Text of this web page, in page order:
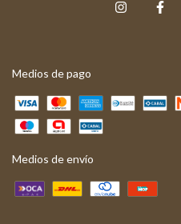
Medios de pago
Medios de envío